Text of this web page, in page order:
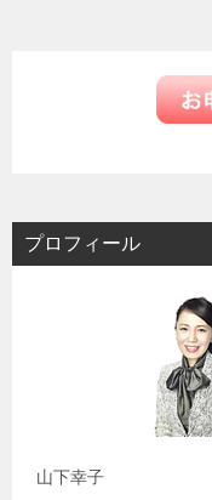
プロフィール
山下幸子